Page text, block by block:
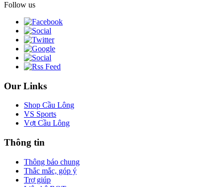
Follow us
Our Links
Shop Cầu Lông
VS Sports
Vợt Cầu Lông
Thông tin
Thông báo chung
Thắc mắc, góp ý
Trợ giúp